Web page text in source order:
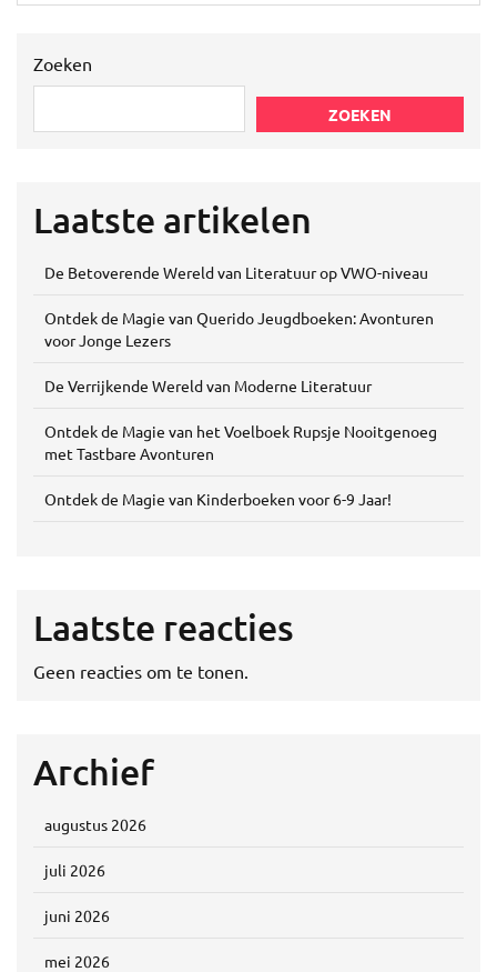
Zoeken
ZOEKEN
Laatste artikelen
De Betoverende Wereld van Literatuur op VWO-niveau
Ontdek de Magie van Querido Jeugdboeken: Avonturen
voor Jonge Lezers
De Verrijkende Wereld van Moderne Literatuur
Ontdek de Magie van het Voelboek Rupsje Nooitgenoeg
met Tastbare Avonturen
Ontdek de Magie van Kinderboeken voor 6-9 Jaar!
Laatste reacties
Geen reacties om te tonen.
Archief
augustus 2026
juli 2026
juni 2026
mei 2026